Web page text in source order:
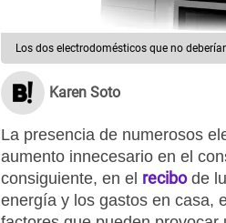
Los dos electrodomésticos que no
Karen Soto
La presencia de numerosos
aumento innecesario en el
consiguiente, en el recibode
energía y los gastos en casa,